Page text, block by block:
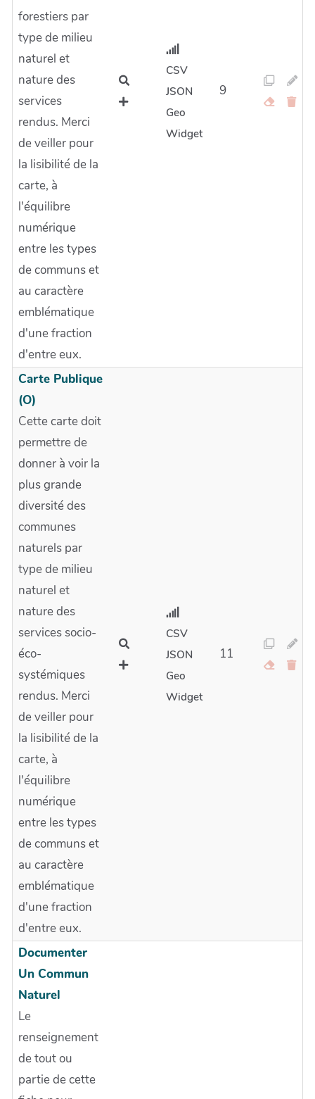
forestiers par
type de milieu
naturel et
nature des
services
rendus. Merci
de veiller pour
la lisibilité de la
carte, à
l'équilibre
numérique
entre les types
de communs et
au caractère
emblématique
d'une fraction
d'entre eux.
CSV
JSON
Geo
Widget
9
Carte Publique
(O)
Cette carte doit
permettre de
donner à voir la
plus grande
diversité des
communes
naturels par
type de milieu
naturel et
nature des
services socio-
éco-
systémiques
rendus. Merci
de veiller pour
la lisibilité de la
carte, à
l'équilibre
numérique
entre les types
de communs et
au caractère
emblématique
d'une fraction
d'entre eux.
CSV
JSON
Geo
Widget
11
Documenter
Un Commun
Naturel
Le
renseignement
de tout ou
partie de cette